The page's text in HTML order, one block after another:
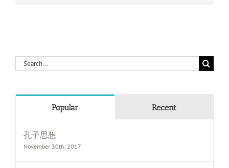
Search
for:
Popular Recent
孔子思想
November 30th, 2017